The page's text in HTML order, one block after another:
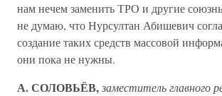
нам нечем заменить ТРО и другие
не думаю, что Нурсултан Абишевич
создание таких средств массовой
они пока не нужны.
А. СОЛОВЬЁВ,заместитель главного